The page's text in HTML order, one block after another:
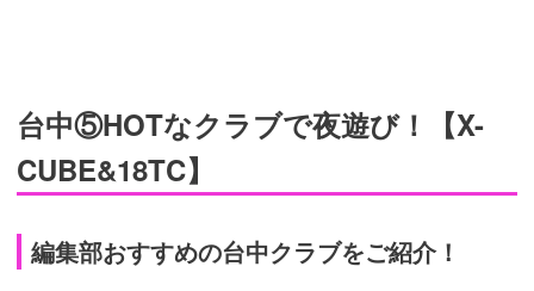
台中⑤HOTなクラブで夜遊び！【X-
CUBE&18TC】
編集部おすすめの台中クラブをご紹介！